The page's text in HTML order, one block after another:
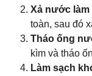
Xả nước làm
toàn, sau đó
Tháo ống
kìm và tháo
Làm sạch